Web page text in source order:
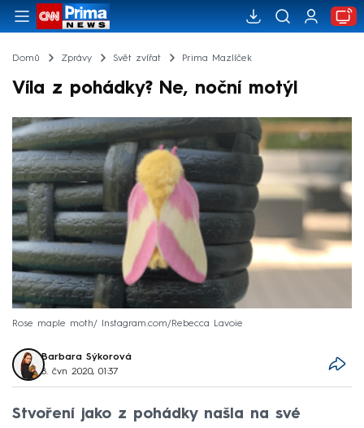
Domů Zprávy Svět zvířat Prima Mazlíček
Víla z pohádky? Ne, noční motýl
Rose maple moth/ Instagram.com/Rebecca Lavoie
Barbara Sýkorová
8. čvn 2020, 01:37
Stvoření jako z pohádky našla na své